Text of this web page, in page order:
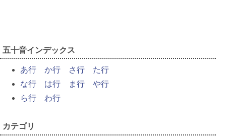
五十音インデックス
あ行 か行 さ行
た行
な行
は行 ま行
や行
ら行
わ行
カテゴリ